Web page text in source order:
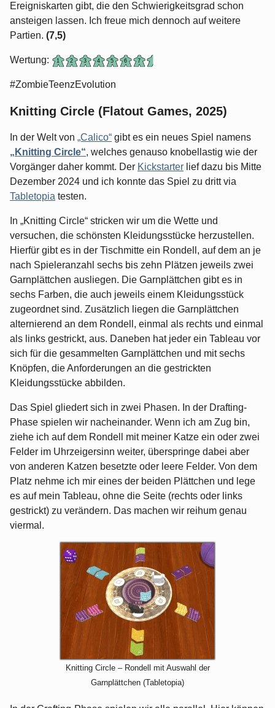
Ereigniskarten gibt, die den Schwierigkeitsgrad schon
ansteigen lassen. Ich freue mich dennoch auf weitere
Partien. (7,5)
Wertung:
#ZombieTeenzEvolution
Knitting Circle (Flatout Games, 2025)
In der Welt von „Calico“ gibt es ein neues Spiel namens
„Knitting Circle“, welches genauso knobellastig wie der
Vorgänger daher kommt. Der Kickstarter lief dazu bis Mitte
Dezember 2024 und ich konnte das Spiel zu dritt via
Tabletopia testen.
In „Knitting Circle“ stricken wir um die Wette und
versuchen, die schönsten Kleidungsstücke herzustellen.
Hierfür gibt es in der Tischmitte ein Rondell, auf dem an je
nach Spieleranzahl sechs bis zehn Plätzen jeweils zwei
Garnplättchen ausliegen. Die Garnplättchen gibt es in
sechs Farben, die auch jeweils einem Kleidungsstück
zugeordnet sind. Zusätzlich liegen die Garnplättchen
alternierend an dem Rondell, einmal als rechts und einmal
als links gestrickt, aus. Daneben hat jeder ein Tableau vor
sich für die gesammelten Garnplättchen und mit sechs
Knöpfen, die Anforderungen an die gestrickten
Kleidungsstücke abbilden.
Das Spiel gliedert sich in zwei Phasen. In der Drafting-
Phase spielen wir nacheinander. Wenn ich am Zug bin,
ziehe ich auf dem Rondell mit meiner Katze ein oder zwei
Felder im Uhrzeigersinn weiter, überspringe dabei aber
von anderen Katzen besetzte oder leere Felder. Von dem
Platz nehme ich mir eines der beiden Plättchen und lege
es auf mein Tableau, ohne die Seite (rechts oder links
gestrickt) zu verändern. Das machen wir reihum genau
viermal.
Knitting Circle – Rondell mit Auswahl der
Garnplättchen (Tabletopia)